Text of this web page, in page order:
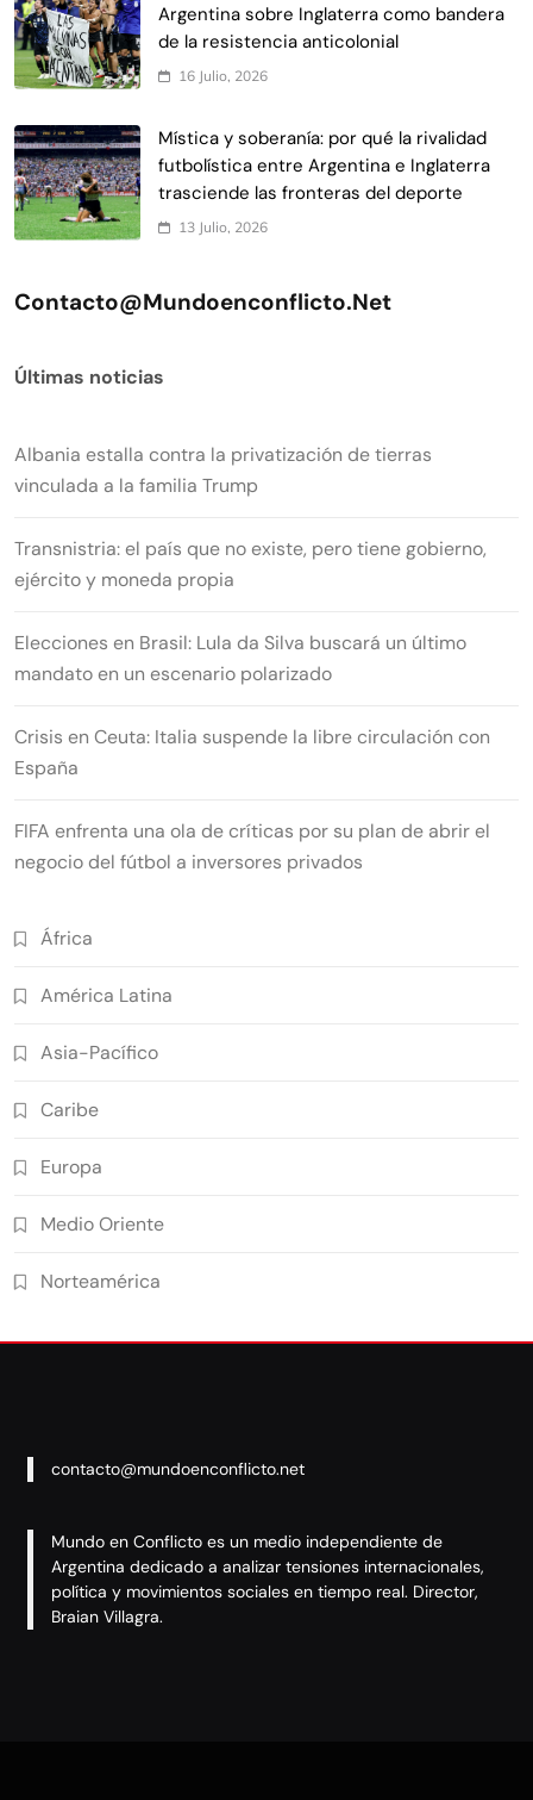
Argentina sobre Inglaterra como bandera
de la resistencia anticolonial
16 Julio, 2026
Mística y soberanía: por qué la rivalidad
futbolística entre Argentina e Inglaterra
trasciende las fronteras del deporte
13 Julio, 2026
Contacto@mundoenconflicto.net
Últimas noticias
Albania estalla contra la privatización de tierras
vinculada a la familia Trump
Transnistria: el país que no existe, pero tiene gobierno,
ejército y moneda propia
Elecciones en Brasil: Lula da Silva buscará un último
mandato en un escenario polarizado
Crisis en Ceuta: Italia suspende la libre circulación con
España
FIFA enfrenta una ola de críticas por su plan de abrir el
negocio del fútbol a inversores privados
África
América Latina
Asia-Pacífico
Caribe
Europa
Medio Oriente
Norteamérica
contacto@mundoenconflicto.net
Mundo en Conflicto es un medio independiente de
Argentina dedicado a analizar tensiones internacionales,
política y movimientos sociales en tiempo real. Director,
Braian Villagra.